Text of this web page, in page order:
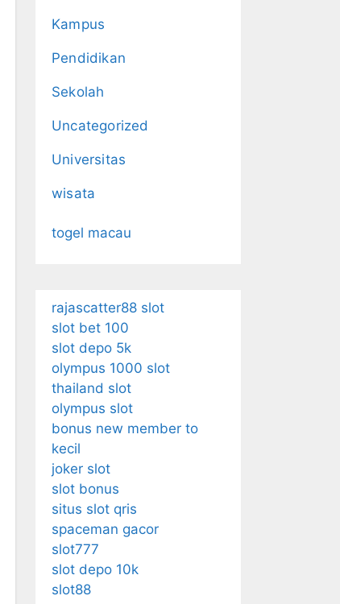
Kampus
Pendidikan
Sekolah
Uncategorized
Universitas
wisata
togel macau
rajascatter88 slot
slot bet 100
slot depo 5k
olympus 1000 slot
thailand slot
olympus slot
bonus new member to
kecil
joker slot
slot bonus
situs slot qris
spaceman gacor
slot777
slot depo 10k
slot88